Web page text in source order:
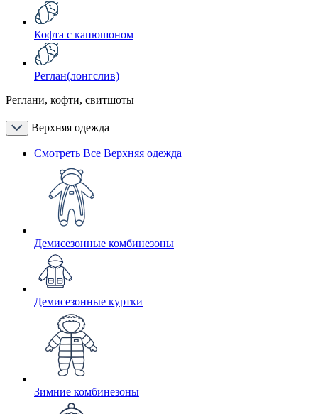
Кофта с капюшоном
Реглан(лонгслив)
Реглани, кофти, свитшоты
Верхняя одежда
Смотреть Все Верхняя одежда
Демисезонные комбинезоны
Демисезонные куртки
Зимние комбинезоны